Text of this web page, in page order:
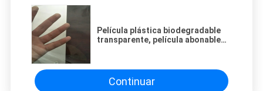
Película plástica biodegradable
transparente, película abonable
Continuar